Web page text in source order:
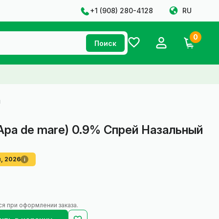
+1 ‪(908) 280-4128‬ RU
Поиск
0
de mare) 0.9% Спрей Назальный
2026 i
при оформлении заказа.